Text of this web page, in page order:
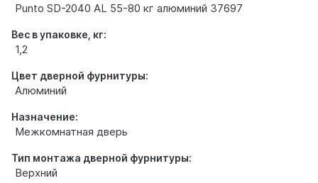
Punto SD-2040 AL 55-80 кг алюминий 37697
Вес в упаковке, кг:
1,2
Цвет дверной фурнитуры:
Алюминий
Назначение:
Межкомнатная дверь
Тип монтажа дверной фурнитуры:
Верхний